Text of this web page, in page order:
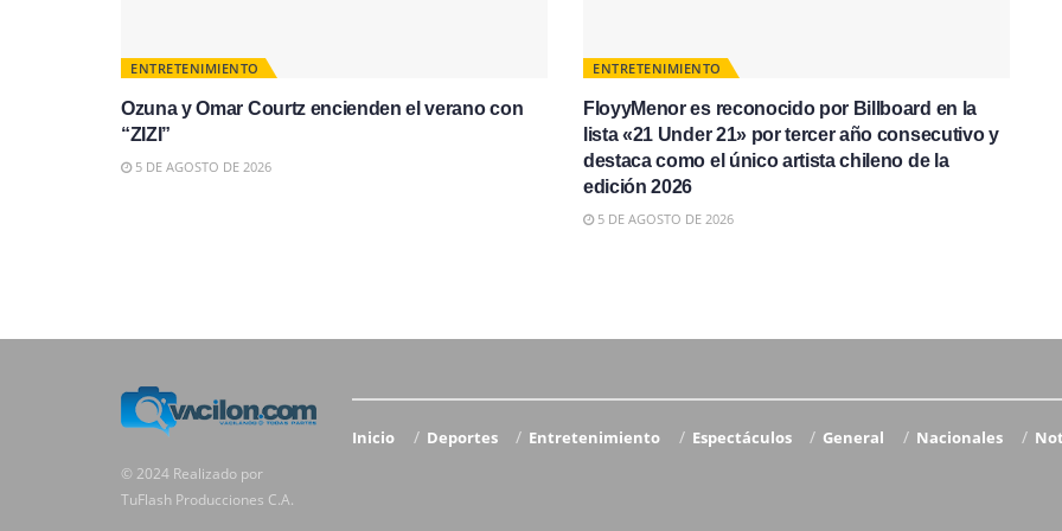
ENTRETENIMIENTO
Ozuna y Omar Courtz encienden el verano con
“ZIZI”
5 DE AGOSTO DE 2026
ENTRETENIMIENTO
FloyyMenor es reconocido por Billboard en la
lista «21 Under 21» por tercer año consecutivo y
destaca como el único artista chileno de la
edición 2026
5 DE AGOSTO DE 2026
© 2024 Realizado por
TuFlash Producciones C.A.
Inicio Deportes Entretenimiento Espectáculos General Nacionales